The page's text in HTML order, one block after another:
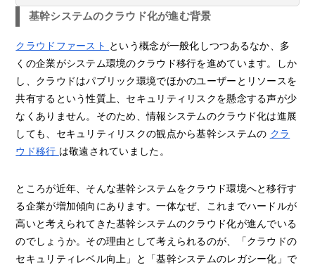
基幹システムのクラウド化が進む背景
クラウドファースト という概念が一般化しつつあるなか、多
くの企業がシステム環境のクラウド移行を進めています。しか
し、クラウドはパブリック環境でほかのユーザーとリソースを
共有するという性質上、セキュリティリスクを懸念する声が少
なくありません。そのため、情報システムのクラウド化は進展
しても、セキュリティリスクの観点から基幹システムの クラ
ウド移行 は敬遠されていました。
ところが近年、そんな基幹システムをクラウド環境へと移行す
る企業が増加傾向にあります。一体なぜ、これまでハードルが
高いと考えられてきた基幹システムのクラウド化が進んでいる
のでしょうか。その理由として考えられるのが、「クラウドの
セキュリティレベル向上」と「基幹システムのレガシー化」で